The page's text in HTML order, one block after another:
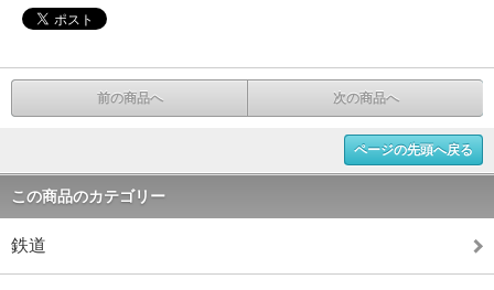
前の商品へ 次の商品へ
ページの先頭へ戻る
この商品のカテゴリー
鉄道